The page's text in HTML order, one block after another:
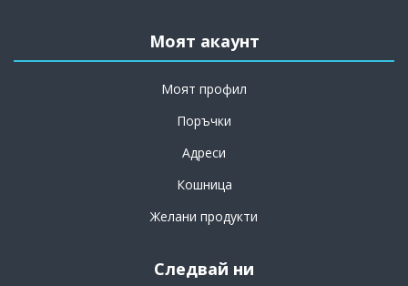
Моят акаунт
Моят профил
Поръчки
Адреси
Кошница
Желани продукти
Следвай ни